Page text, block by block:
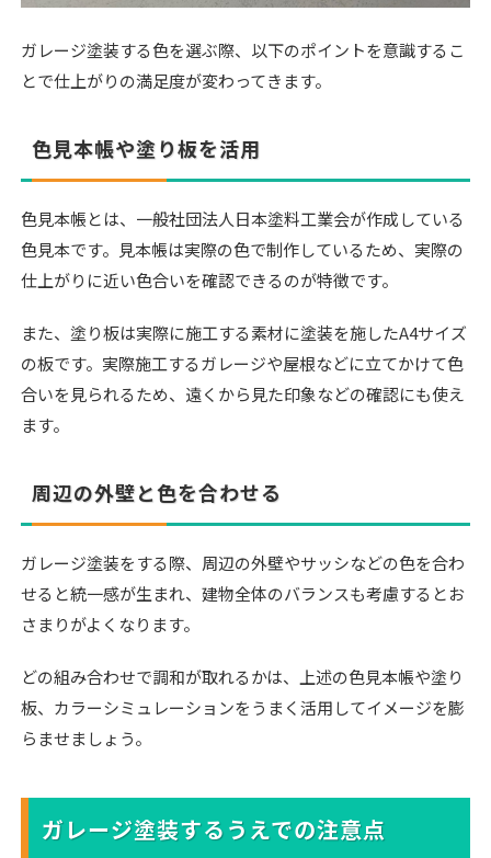
ガレージ塗装する色を選ぶ際、以下のポイントを意識するこ
とで仕上がりの満足度が変わってきます。
色見本帳や塗り板を活用
色見本帳とは、一般社団法人日本塗料工業会が作成している
色見本です。見本帳は実際の色で制作しているため、実際の
仕上がりに近い色合いを確認できるのが特徴です。
また、塗り板は実際に施工する素材に塗装を施したA4サイズ
の板です。実際施工するガレージや屋根などに立てかけて色
合いを見られるため、遠くから見た印象などの確認にも使え
ます。
周辺の外壁と色を合わせる
ガレージ塗装をする際、周辺の外壁やサッシなどの色を合わ
せると統一感が生まれ、建物全体のバランスも考慮するとお
さまりがよくなります。
どの組み合わせで調和が取れるかは、上述の色見本帳や塗り
板、カラーシミュレーションをうまく活用してイメージを膨
らませましょう。
ガレージ塗装するうえでの注意点